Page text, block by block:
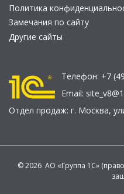
Политика
Замечания по сайту
Другие сайты
Телефон: +7
Email:
Отдел продаж: г. Москва,
© 2026 АО «Группа 1С»